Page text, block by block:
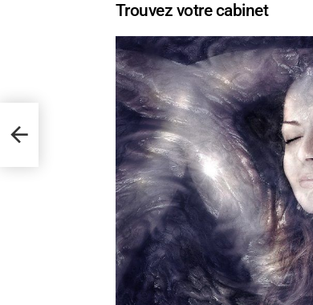
Trouvez votre cabinet